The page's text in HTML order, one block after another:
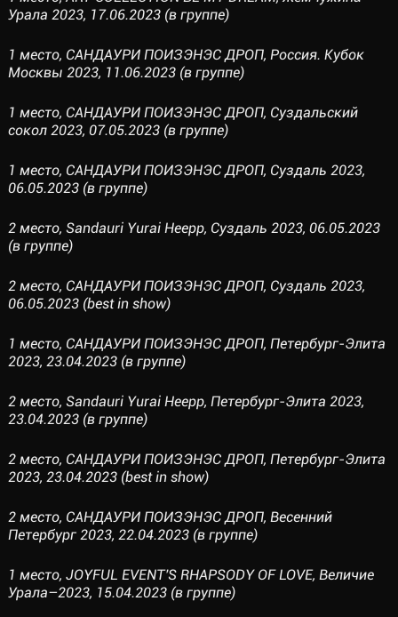
Урала 2023, 17.06.2023 (в группе)
1 место, САНДАУРИ ПОИЗЭНЭС ДРОП, Россия. Кубок
Москвы 2023, 11.06.2023 (в группе)
1 место, САНДАУРИ ПОИЗЭНЭС ДРОП, Суздальский
сокол 2023, 07.05.2023 (в группе)
1 место, САНДАУРИ ПОИЗЭНЭС ДРОП, Суздаль 2023,
06.05.2023 (в группе)
2 место, Sandauri Yurai Heepp, Суздаль 2023, 06.05.2023
(в группе)
2 место, САНДАУРИ ПОИЗЭНЭС ДРОП, Суздаль 2023,
06.05.2023 (best in show)
1 место, САНДАУРИ ПОИЗЭНЭС ДРОП, Петербург-Элита
2023, 23.04.2023 (в группе)
2 место, Sandauri Yurai Heepp, Петербург-Элита 2023,
23.04.2023 (в группе)
2 место, САНДАУРИ ПОИЗЭНЭС ДРОП, Петербург-Элита
2023, 23.04.2023 (best in show)
2 место, САНДАУРИ ПОИЗЭНЭС ДРОП, Весенний
Петербург 2023, 22.04.2023 (в группе)
1 место, JOYFUL EVENT'S RHAPSODY OF LOVE, Величие
Урала–2023, 15.04.2023 (в группе)